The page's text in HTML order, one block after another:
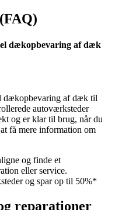
dækopbevaring af dæk
dækopbevaring af dæk til
autoværksteder
og er klar til brug, når du
få mere information om
og finde et
eller service.
og spar op til 50%*
reparationer